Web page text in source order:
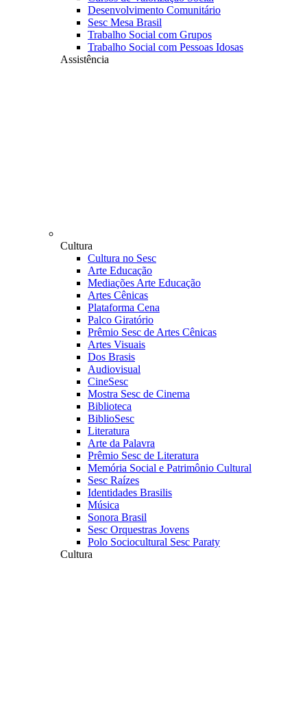
Desenvolvimento Comunitário
Sesc Mesa Brasil
Trabalho Social com Grupos
Trabalho Social com Pessoas Idosas
Assistência
Cultura
Cultura no Sesc
Arte Educação
Mediações Arte Educação
Artes Cênicas
Plataforma Cena
Palco Giratório
Prêmio Sesc de Artes Cênicas
Artes Visuais
Dos Brasis
Audiovisual
CineSesc
Mostra Sesc de Cinema
Biblioteca
BiblioSesc
Literatura
Arte da Palavra
Prêmio Sesc de Literatura
Memória Social e Patrimônio Cultural
Sesc Raízes
Identidades Brasilis
Música
Sonora Brasil
Sesc Orquestras Jovens
Polo Sociocultural Sesc Paraty
Cultura